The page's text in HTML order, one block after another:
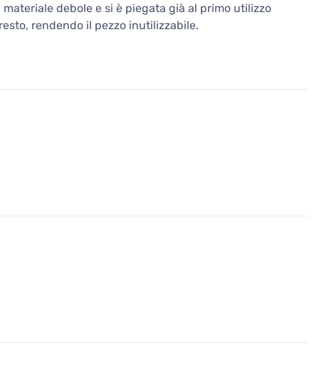
debole e si è piegata già al primo utilizzo
rendendo il pezzo inutilizzabile.